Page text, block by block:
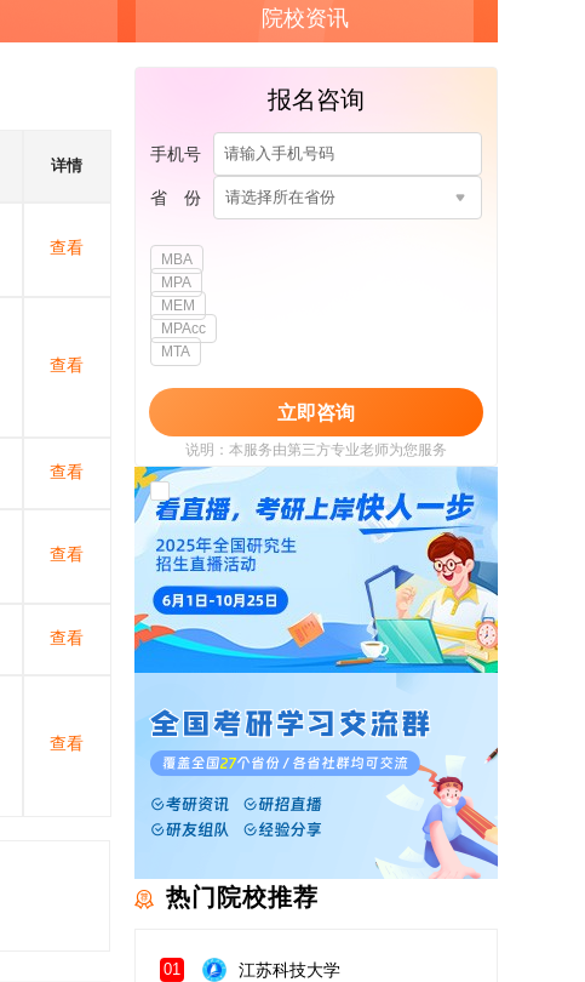
院校资讯
详情
查看
查看
查看
查看
查看
查看
报名咨询
手机号
省 份 请选择所在省份
MBA
MPA
MEM
MPAcc
MTA
立即咨询
说明：本服务由第三方专业老师为您服务
我已阅读并同意 《用户政策》
《用户服务
使用协议》
热门院校推荐
01 江苏科技大学